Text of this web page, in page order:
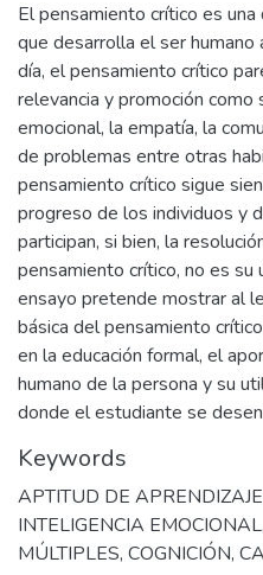
El pensamiento crítico es
que desarrolla el ser
día, el pensamiento crítico
relevancia y promoción como
emocional, la empatía, la
de problemas entre otras
pensamiento crítico sigue
progreso de los individuos y
participan, si bien, la
pensamiento crítico, no es su
ensayo pretende mostrar al
básica del pensamiento
en la educación formal, el
humano de la persona y su
donde el estudiante se
Keywords
APTITUD DE APRENDIZAJE
INTELIGENCIA EMOCIONAL,
MÚLTIPLES, COGNICIÓN,